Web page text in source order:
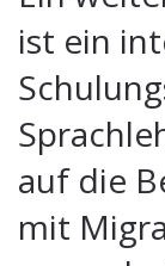
ist ein
auf die
mit